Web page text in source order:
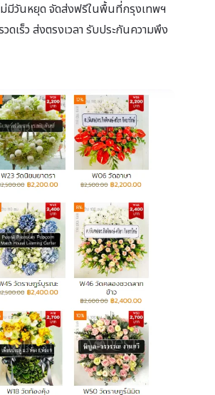
ม่มีวันหยุด จัดส่งฟรีในพื้นที่กรุงเทพฯ
เร็ว ส่งตรงเวลา รับประกันความพึง